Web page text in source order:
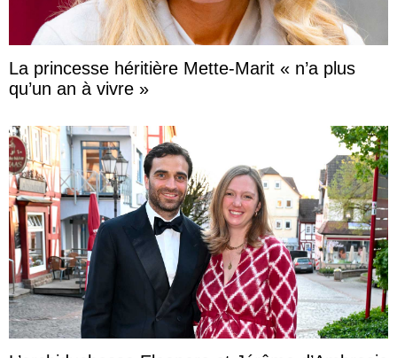
La princesse héritière Mette-Marit « n’a plus
qu’un an à vivre »